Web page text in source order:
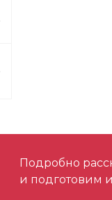
Подробно
и подготовим